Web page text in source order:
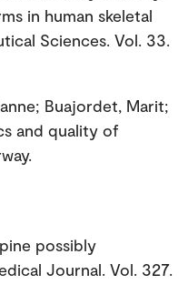
in human skeletal
Sciences. Vol. 33.
Buajordet, Marit;
and quality of
possibly
Journal. Vol. 327.